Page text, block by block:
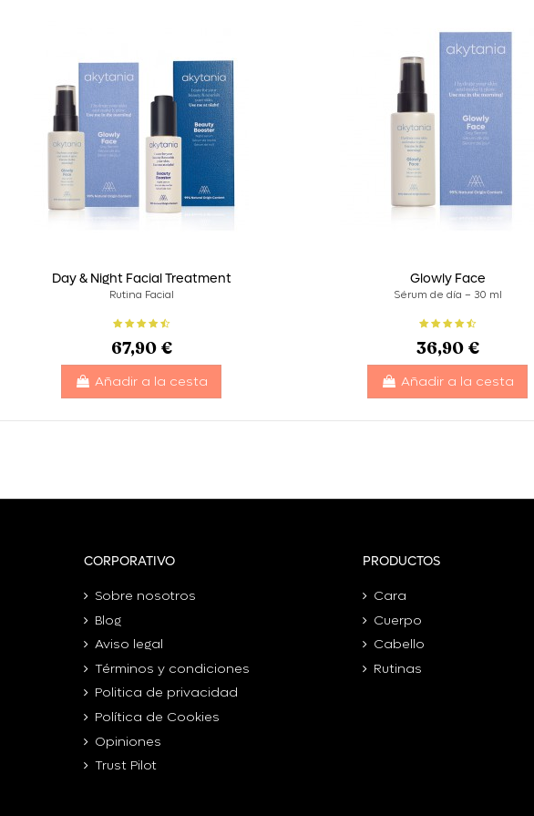
Day & Night Facial Treatment
Rutina Facial
67,90 €
Añadir a la cesta
Glowly Face
Sérum de día – 30 ml
36,90 €
Añadir a la cesta
CORPORATIVO
Sobre nosotros
Blog
Aviso legal
Términos y condiciones
Politica de privacidad
Política de Cookies
Opiniones
Trust Pilot
PRODUCTOS
Cara
Cuerpo
Cabello
Rutinas